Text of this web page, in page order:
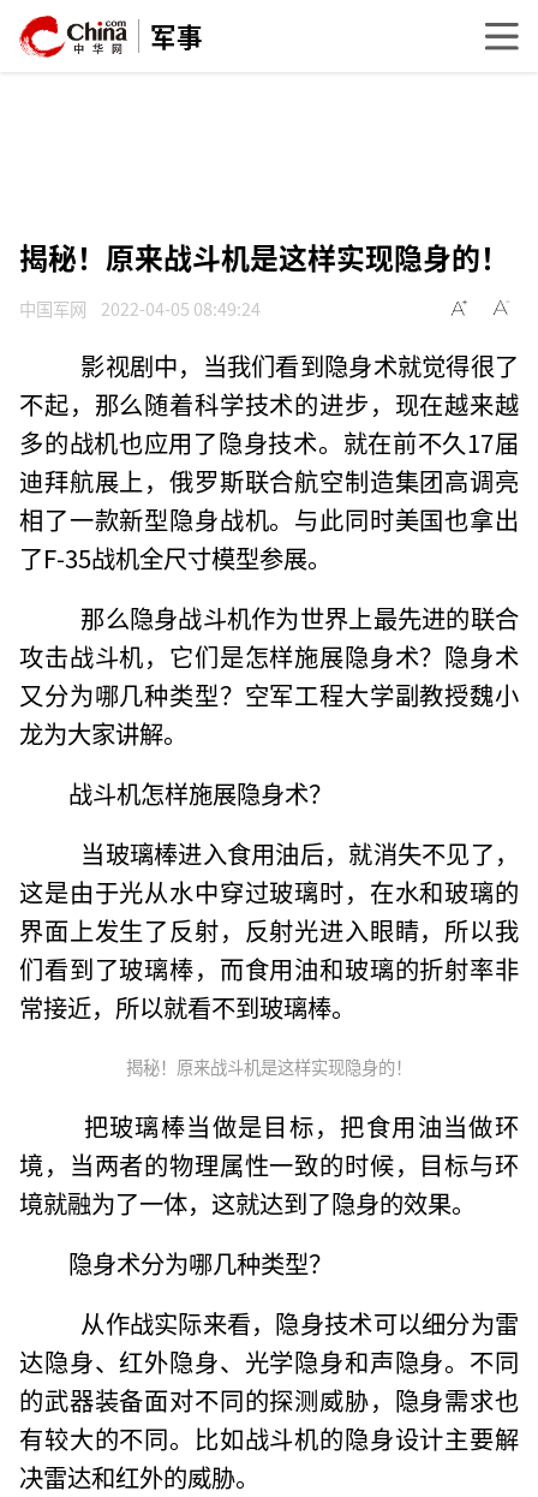
军事
揭秘！原来战斗机是这样实现隐身的！
中国军网 2022-04-05 08:49:24
影视剧中，当我们看到隐身术就觉得很了
不起，那么随着科学技术的进步，现在越来越
多的战机也应用了隐身技术。就在前不久17届
迪拜航展上，俄罗斯联合航空制造集团高调亮
相了一款新型隐身战机。与此同时美国也拿出
了F-35战机全尺寸模型参展。
那么隐身战斗机作为世界上最先进的联合
攻击战斗机，它们是怎样施展隐身术？隐身术
又分为哪几种类型？空军工程大学副教授魏小
龙为大家讲解。
战斗机怎样施展隐身术？
当玻璃棒进入食用油后，就消失不见了，
这是由于光从水中穿过玻璃时，在水和玻璃的
界面上发生了反射，反射光进入眼睛，所以我
们看到了玻璃棒，而食用油和玻璃的折射率非
常接近，所以就看不到玻璃棒。
揭秘！原来战斗机是这样实现隐身的！
把玻璃棒当做是目标，把食用油当做环
境，当两者的物理属性一致的时候，目标与环
境就融为了一体，这就达到了隐身的效果。
隐身术分为哪几种类型？
从作战实际来看，隐身技术可以细分为雷
达隐身、红外隐身、光学隐身和声隐身。不同
的武器装备面对不同的探测威胁，隐身需求也
有较大的不同。比如战斗机的隐身设计主要解
决雷达和红外的威胁。